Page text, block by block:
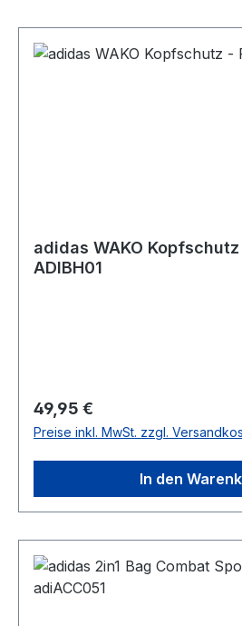
adidas WAKO
ADIBH01
Regulärer Preis:
49,95 €
Preise inkl. MwSt. zzgl.
In den